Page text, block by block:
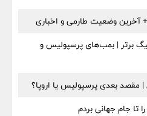
وضعیت طارمی و اخباری
برتر | بمب‌های پرسپولیس و
مقصد بعدی پرسپولیس یا اروپا؟
تا جام جهانی بردم